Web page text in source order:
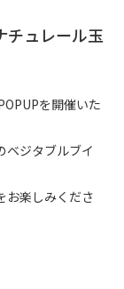
チュレール玉
を開催いた
ベジタブルブイ
お楽しみくださ